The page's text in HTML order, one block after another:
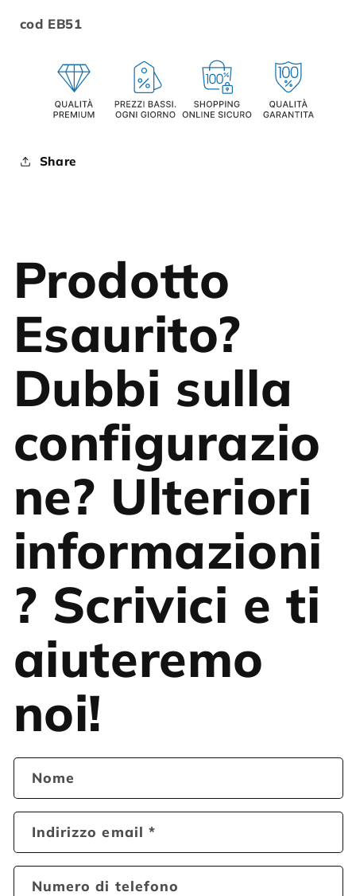
cod EB51
Share
Prodotto
Esaurito?
Dubbi sulla
configurazio
ne? Ulteriori
informazioni
? Scrivici e ti
aiuteremo
noi!
Nome
Indirizzo email*
Numero di telefono